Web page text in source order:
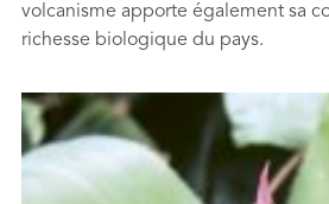
volcanisme apporte également sa
richesse biologique du pays.